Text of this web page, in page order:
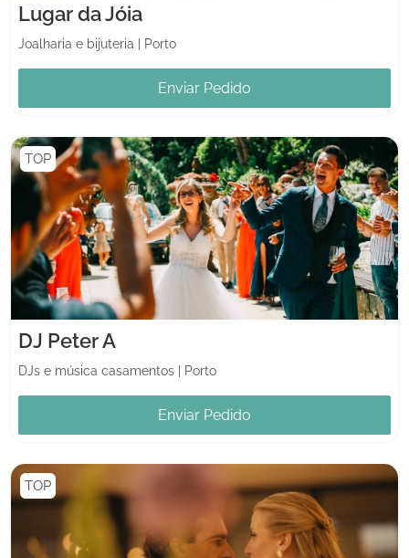
Lugar da Jóia
Joalharia e bijuteria Porto
Enviar Pedido
TOP
DJ Peter A
DJs e música casamentos Porto
Enviar Pedido
TOP